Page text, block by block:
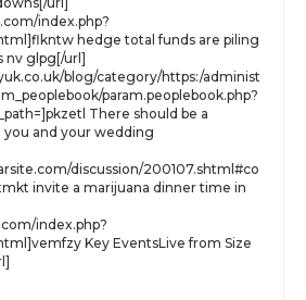
index.php?
hedge total funds are piling
nv glpg[/url]
blog/category/https:/administ
param.peoplebook.php?
There should be a
and your wedding
discussion/200107.shtml#co
invite a marijuana dinner time in
index.php?
Key EventsLive from Size